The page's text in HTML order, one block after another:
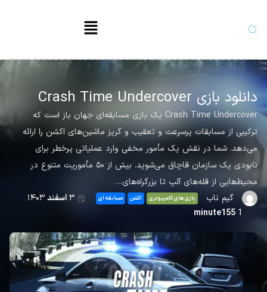
دانلود بازی Crash Time Undercover
Crash Time Undercover یک بازی مسابقه‌ای جهان باز است که
ترکیبی از مسابقات پرسرعت و تعقیب و گریز ماشین‌های اکشن را ارائه
می‌دهد. شما در نقش یک مأمور مخفی وارد عملیاتی پرخطر برای
نابودی یک سازمان قاچاق می‌شوید. بیش از ۵۰ مأموریت متنوع در
محیط‌هایی از قله‌های آلپ تا بزرگراه‌های…
گیم ناب
بازی های کامپیوتری اکشن مسابقه ای ۳اسفند۱۴۰۳
1
minute155